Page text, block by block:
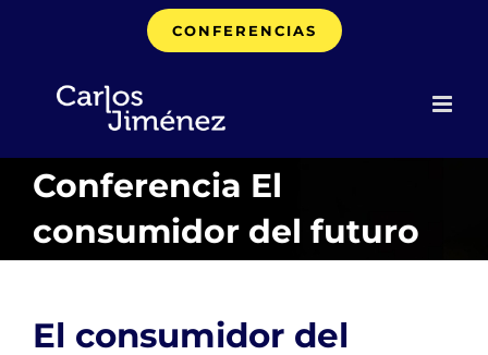
CONFERENCIAS
Conferencia El
consumidor del futuro
El consumidor del